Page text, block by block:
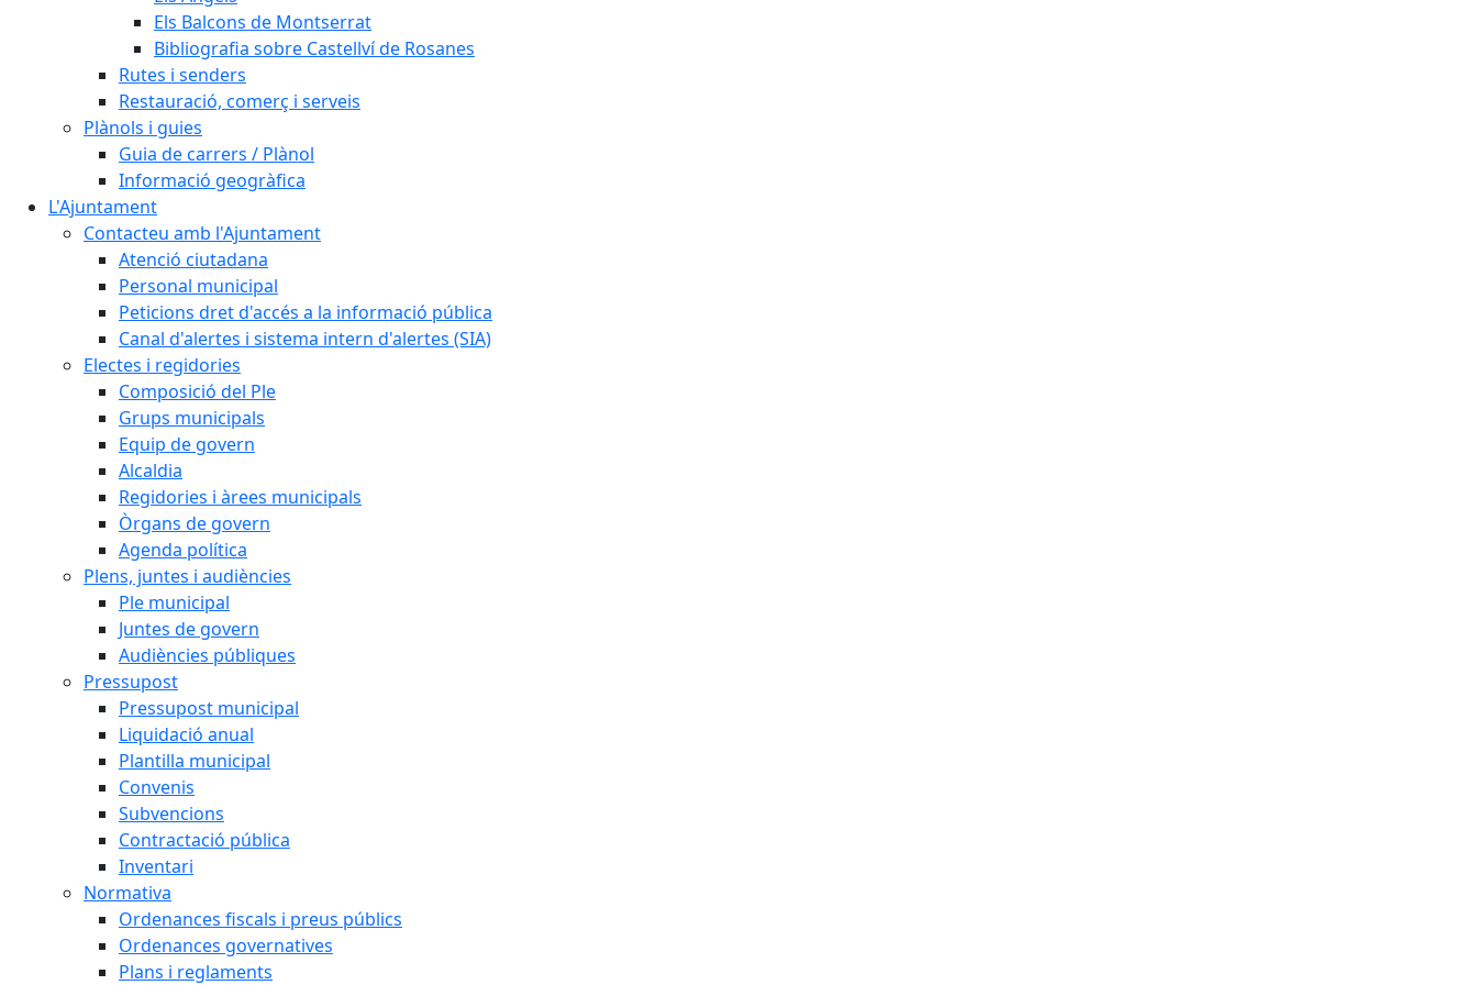
Els Balcons de Montserrat
Bibliografia sobre Castellví de Rosanes
Rutes i senders
Restauració, comerç i serveis
Plànols i guies
Guia de carrers / Plànol
Informació geogràfica
L'Ajuntament
Contacteu amb l'Ajuntament
Atenció ciutadana
Personal municipal
Peticions dret d'accés a la informació pública
Canal d'alertes i sistema intern d'alertes (SIA)
Electes i regidories
Composició del Ple
Grups municipals
Equip de govern
Alcaldia
Regidories i àrees municipals
Òrgans de govern
Agenda política
Plens, juntes i audiències
Ple municipal
Juntes de govern
Audiències públiques
Pressupost
Pressupost municipal
Liquidació anual
Plantilla municipal
Convenis
Subvencions
Contractació pública
Inventari
Normativa
Ordenances fiscals i preus públics
Ordenances governatives
Plans i reglaments